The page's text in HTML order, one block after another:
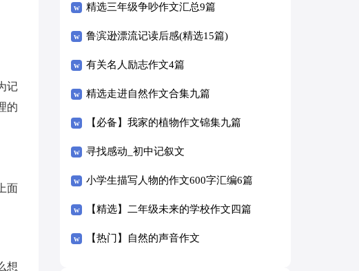
记
的
面
想
精选三年级争吵作文汇总9篇
鲁滨逊漂流记读后感(精选15篇)
有关名人励志作文4篇
精选走进自然作文合集九篇
【必备】我家的植物作文锦集九篇
寻找感动_初中记叙文
小学生描写人物的作文600字汇编6篇
【精选】二年级未来的学校作文四篇
【热门】自然的声音作文